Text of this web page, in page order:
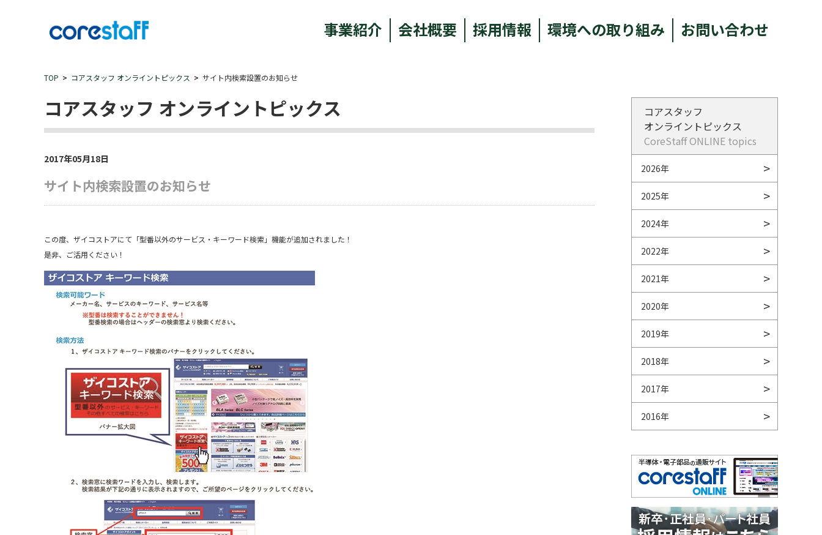
事業紹介 会社概要 採用情報 環境への取り組み お問い合わせ
TOP コアスタッフ オンライントピックス サイト内検索設置のお知らせ
コアスタッフ オンライントピックス
2017年05月18日
サイト内検索設置のお知らせ
この度、ザイコストアにて「型番以外のサービス・キーワード検索」機能が追加されました！
是非、ご活用ください！
コアスタッフ
オンライントピックス
CoreStaff ONLINE topics
2026年
2025年
2024年
2022年
2021年
2020年
2019年
2018年
2017年
2016年